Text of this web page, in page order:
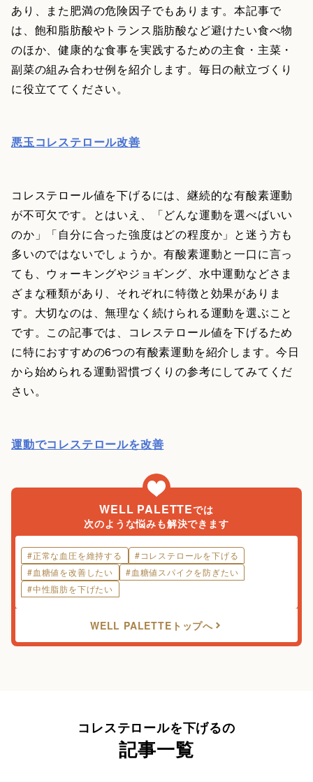
あり、また肥満の危険因子でもあります。本記事で
は、飽和脂肪酸やトランス脂肪酸など避けたい食べ物
のほか、健康的な食事を実践するための主食・主菜・
副菜の組み合わせ例を紹介します。毎日の献立づくり
に役立ててください。
悪玉コレステロール改善
コレステロール値を下げるには、継続的な有酸素運動
が不可欠です。とはいえ、「どんな運動を選べばいい
のか」「自分に合った強度はどの程度か」と迷う方も
多いのではないでしょうか。有酸素運動と一口に言っ
ても、ウォーキングやジョギング、水中運動などさま
ざまな種類があり、それぞれに特徴と効果がありま
す。大切なのは、無理なく続けられる運動を選ぶこと
です。この記事では、コレステロール値を下げるため
に特におすすめの6つの有酸素運動を紹介します。今日
から始められる運動習慣づくりの参考にしてみてくだ
さい。
運動でコレステロールを改善
WELL PALETTEでは
次のような悩みも解決できます
#正常な血圧を維持する #コレステロールを下げる
#血糖値を改善したい #血糖値スパイクを防ぎたい
#中性脂肪を下げたい
WELL PALETTE トップへ
コレステロールを下げるの
記事一覧